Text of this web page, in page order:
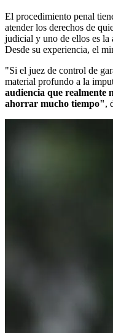
El procedimiento penal
atender los derechos de
judicial y uno de ellos es la
Desde su experiencia, el
"Si el juez de control de
material profundo a la
audiencia que realmente
ahorrar mucho tiempo",